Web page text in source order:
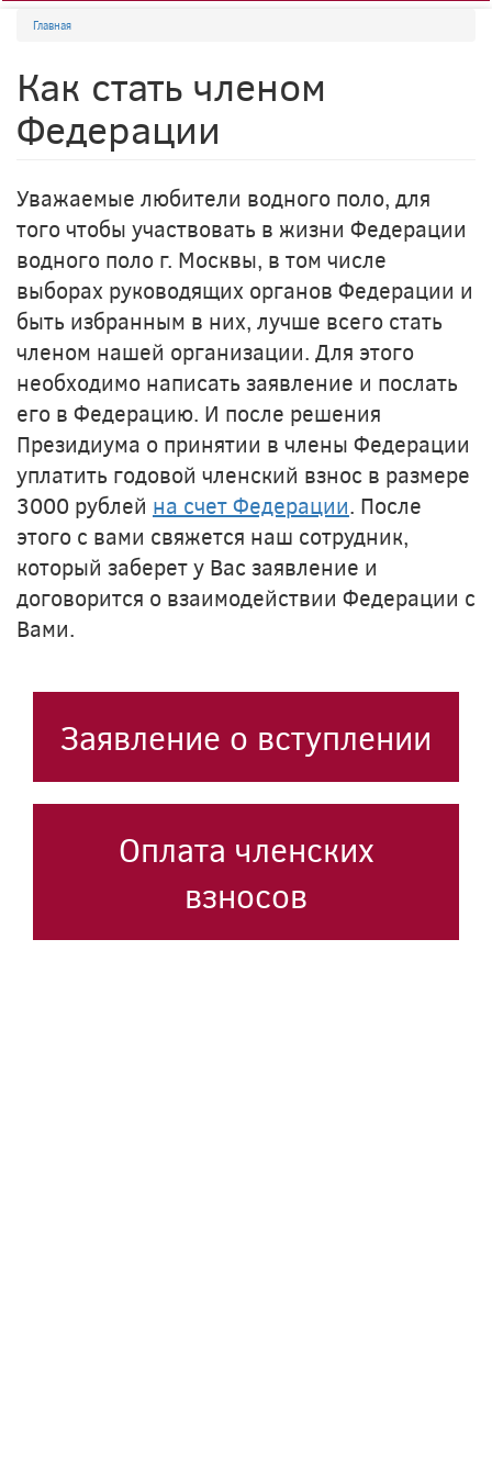
Главная
Как стать членом
Федерации
Уважаемые любители водного поло, для
того чтобы участвовать в жизни Федерации
водного поло г. Москвы, в том числе
выборах руководящих органов Федерации и
быть избранным в них, лучше всего стать
членом нашей организации. Для этого
необходимо написать заявление и послать
его в Федерацию. И после решения
Президиума о принятии в члены Федерации
уплатить годовой членский взнос в размере
3000 рублей на счет Федерации. После
этого с вами свяжется наш сотрудник,
который заберет у Вас заявление и
договорится о взаимодействии Федерации с
Вами.
Заявление о вступлении
Оплата членских
взносов